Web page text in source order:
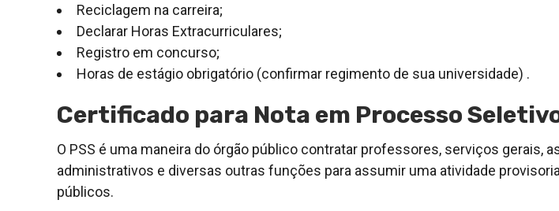
Reciclagem na carreira;
Declarar Horas Extracurriculares;
Registro em concurso;
Horas de estágio obrigatório (confirmar regimento de sua universidade) .
Certificado para Nota em Processo
O PSS é uma maneira do órgão público contratar professores, serviços gerais,
administrativos e diversas outras funções para assumir uma atividade
públicos.